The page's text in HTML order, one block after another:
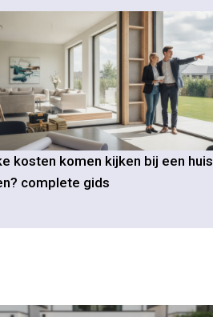
kosten komen kijken bij een huis
complete gids